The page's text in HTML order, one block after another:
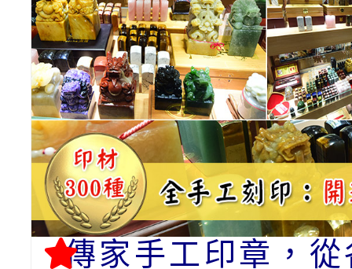
傳家手工印章，